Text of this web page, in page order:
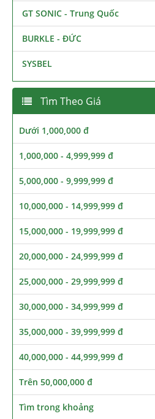
GT SONIC - Trung Quốc
BURKLE - ĐỨC
SYSBEL
Tìm Theo Giá
Dưới 1,000,000 đ
1,000,000 - 4,999,999 đ
5,000,000 - 9,999,999 đ
10,000,000 - 14,999,999 đ
15,000,000 - 19,999,999 đ
20,000,000 - 24,999,999 đ
25,000,000 - 29,999,999 đ
30,000,000 - 34,999,999 đ
35,000,000 - 39,999,999 đ
40,000,000 - 44,999,999 đ
Trên 50,000,000 đ
Tìm trong khoảng